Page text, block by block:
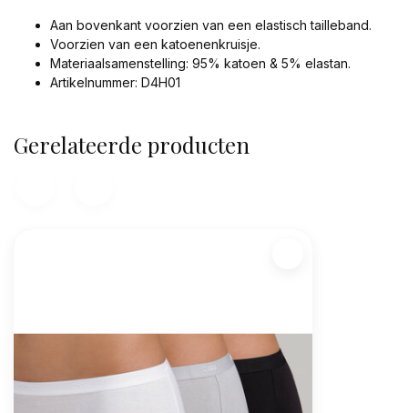
Aan bovenkant voorzien van een elastisch tailleband.
Voorzien van een katoenenkruisje.
Materiaalsamenstelling: 95% katoen & 5% elastan.
Artikelnummer: D4H01
Gerelateerde producten